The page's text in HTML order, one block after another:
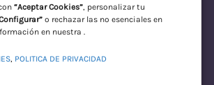
“Aceptar Cookies”, personalizar tu
o rechazar las no esenciales en
en nuestra .
, POLITICA DE PRIVACIDAD